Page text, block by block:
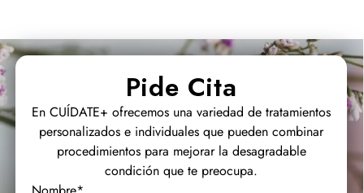
Pide Cita
En CUÍDATE+ ofrecemos una variedad de tratamientos
personalizados e individuales que pueden combinar
procedimientos para mejorar la desagradable
condición que te preocupa.